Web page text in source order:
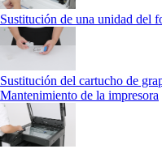
Sustitución de una unidad del
Sustitución del cartucho de
Mantenimiento de la impresora